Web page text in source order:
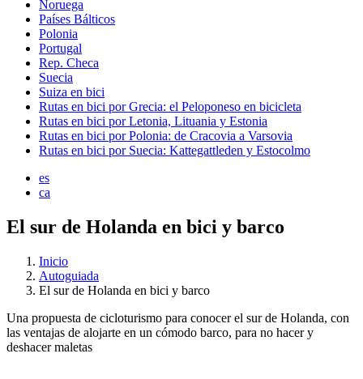
Noruega
Países Bálticos
Polonia
Portugal
Rep. Checa
Suecia
Suiza en bici
Rutas en bici por Grecia: el Peloponeso en bicicleta
Rutas en bici por Letonia, Lituania y Estonia
Rutas en bici por Polonia: de Cracovia a Varsovia
Rutas en bici por Suecia: Kattegattleden y Estocolmo
es
ca
El sur de Holanda en bici y barco
Inicio
Autoguiada
El sur de Holanda en bici y barco
Una propuesta de cicloturismo para conocer el sur de Holanda, con
las ventajas de alojarte en un cómodo barco, para no hacer y
deshacer maletas